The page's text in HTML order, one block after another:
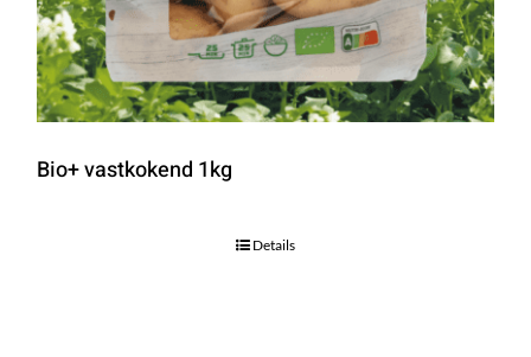
Bio+ vastkokend 1kg
Details